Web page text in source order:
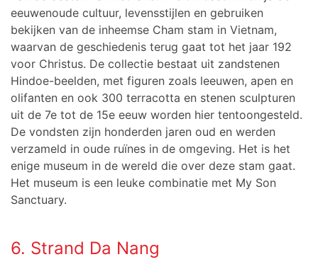
eeuwenoude cultuur, levensstijlen en gebruiken
bekijken van de inheemse Cham stam in Vietnam,
waarvan de geschiedenis terug gaat tot het jaar 192
voor Christus. De collectie bestaat uit zandstenen
Hindoe-beelden, met figuren zoals leeuwen, apen en
olifanten en ook 300 terracotta en stenen sculpturen
uit de 7e tot de 15e eeuw worden hier tentoongesteld.
De vondsten zijn honderden jaren oud en werden
verzameld in oude ruïnes in de omgeving. Het is het
enige museum in de wereld die over deze stam gaat.
Het museum is een leuke combinatie met My Son
Sanctuary.
6. Strand Da Nang